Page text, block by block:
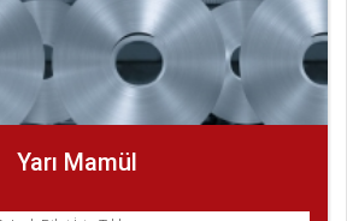
Yarı Mamül